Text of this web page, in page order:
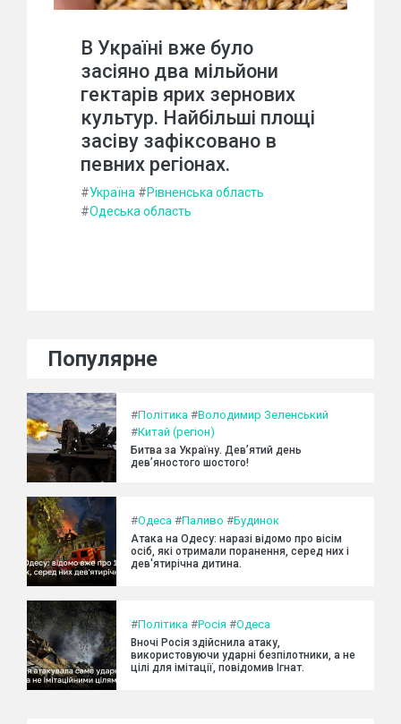
В Україні вже було
засіяно два мільйони
гектарів ярих зернових
культур. Найбільші площі
засіву зафіксовано в
певних регіонах.
#Україна #Рівненська область
#Одеська область
Популярне
#Політика #Володимир Зеленський
#Китай (регіон)
Битва за Україну. Дев’ятий день
дев’яностого шостого!
#Одеса #Паливо #Будинок
Атака на Одесу: наразі відомо про вісім
осіб, які отримали поранення, серед них і
дев'ятирічна дитина.
#Політика #Росія #Одеса
Вночі Росія здійснила атаку,
використовуючи ударні безпілотники, а не
цілі для імітації, повідомив Ігнат.